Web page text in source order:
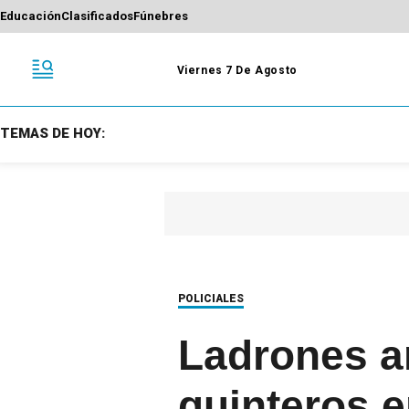
EducaciónClasificadosFúnebres
Viernes 7 De Agosto
TEMAS DE HOY:
POLICIALES
Ladrones